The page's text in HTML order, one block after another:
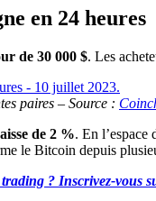
en 24 heures
de 30 000 $. Les
paires – Source :
de 2 %. En l’espace
le Bitcoin depuis
? Inscrivez-vous